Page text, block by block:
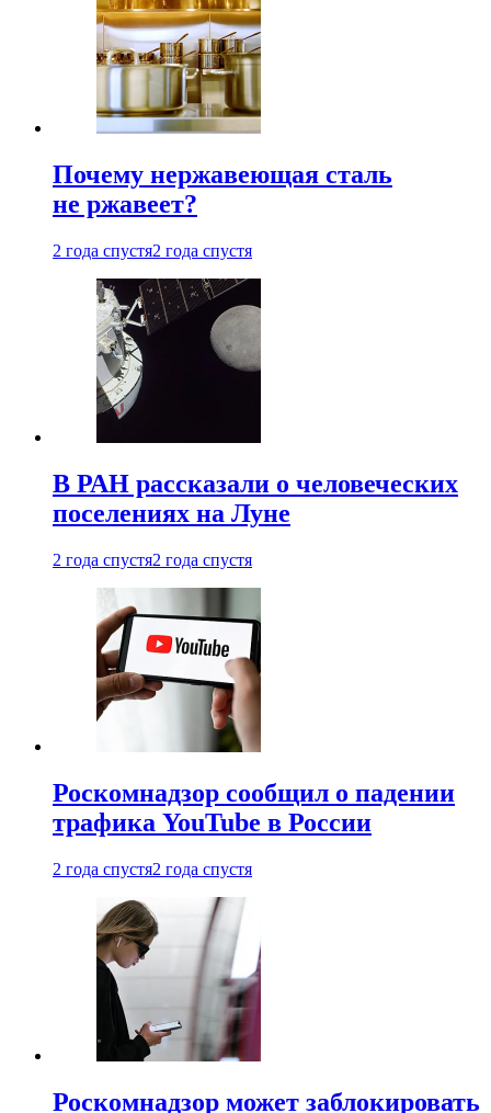
Почему нержавеющая сталь
не ржавеет?
2 года спустя2 года спустя
В РАН рассказали о человеческих
поселениях на Луне
2 года спустя2 года спустя
Роскомнадзор сообщил о падении
трафика YouTube в России
2 года спустя2 года спустя
Роскомнадзор может заблокировать